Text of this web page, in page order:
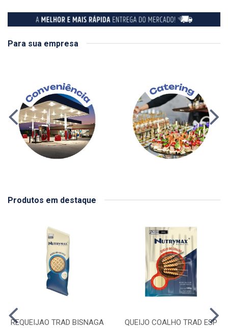
Para sua empresa
Produtos em destaque
REQUEIJAO TRAD BISNAGA
QUEIJO COALHO TRAD ESP